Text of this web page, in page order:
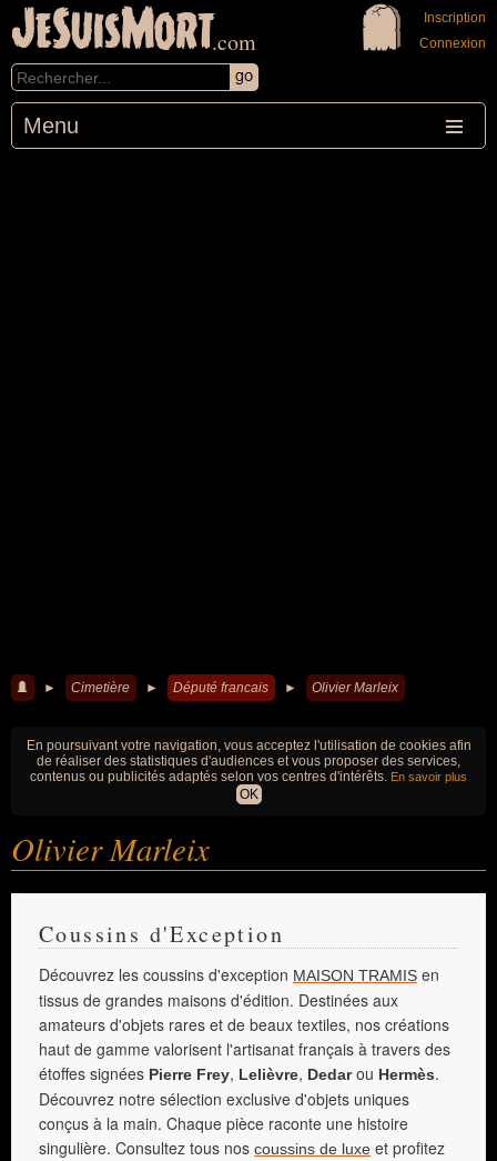
JeSuisMort.com
Menu
Inscription
Connexion
► Cimetière ► Député francais ► Olivier Marleix
En poursuivant votre navigation, vous acceptez l'utilisation de cookies afin
de réaliser des statistiques d'audiences et vous proposer des services,
contenus ou publicités adaptés selon vos centres d'intérêts. En savoir plus
OK
Olivier Marleix
Coussins d'Exception
Découvrez les coussins d'exception MAISON TRAMIS en
tissus de grandes maisons d'édition. Destinées aux
amateurs d'objets rares et de beaux textiles, nos créations
haut de gamme valorisent l'artisanat français à travers des
étoffes signées Pierre Frey, Lelièvre, Dedarou Hermès.
Découvrez notre sélection exclusive d'objets uniques
conçus à la main. Chaque pièce raconte une histoire
singulière. Consultez tous nos coussins de luxe et profitez